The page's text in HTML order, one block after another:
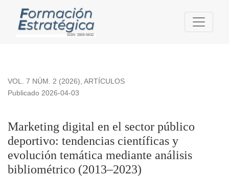
VOL. 7 NÚM. 2 (2026), ARTÍCULOS
Marketing digital en el sector público
deportivo: tendencias científicas y
evolución temática mediante análisis
bibliométrico (2013–2023)
Publicado 2026-04-03